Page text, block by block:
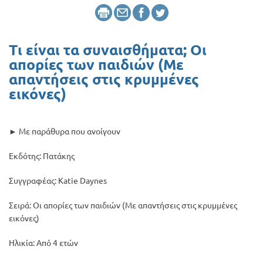
Τι είναι τα συναισθήματα; Οι
απορίες των παιδιών (Με
απαντήσεις στις κρυμμένες
εικόνες)
► Με παράθυρα που ανοίγουν
Εκδότης: Πατάκης
Συγγραφέας: Katie Daynes
Σειρά: Οι απορίες των παιδιών (Με απαντήσεις στις κρυμμένες
εικόνες)
Ηλικία: Από 4 ετών